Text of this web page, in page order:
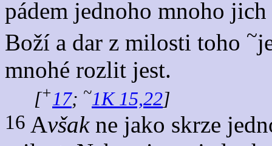
pádem jednoho mnoho
Boží a dar z milosti toho ~
mnohé rozlit jest.
[+17; ~1K 15,22]
16 Avšakne jako skrze